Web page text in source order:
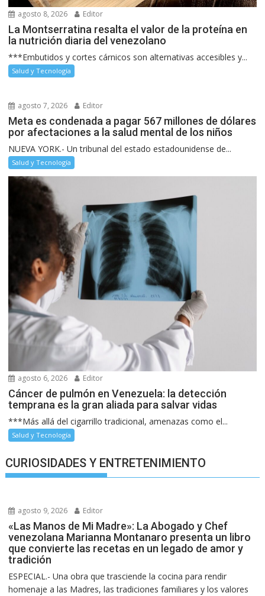
agosto 8, 2026 Editor
La Montserratina resalta el valor de la proteína en
la nutrición diaria del venezolano
***Embutidos y cortes cárnicos son alternativas accesibles y...
Salud y Tecnología
agosto 7, 2026 Editor
Meta es condenada a pagar 567 millones de dólares
por afectaciones a la salud mental de los niños
NUEVA YORK.- Un tribunal del estado estadounidense de...
Salud y Tecnología
agosto 6, 2026 Editor
Cáncer de pulmón en Venezuela: la detección
temprana es la gran aliada para salvar vidas
***Más allá del cigarrillo tradicional, amenazas como el...
Salud y Tecnología
CURIOSIDADES Y ENTRETENIMIENTO
agosto 9, 2026 Editor
«Las Manos de Mi Madre»: La Abogado y Chef
venezolana Marianna Montanaro presenta un libro
que convierte las recetas en un legado de amor y
tradición
ESPECIAL.- Una obra que trasciende la cocina para rendir
homenaje a las Madres, las tradiciones familiares y los valores